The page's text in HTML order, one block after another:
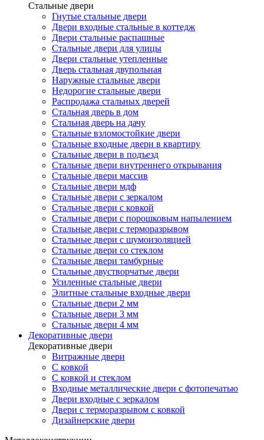
Стальные двери
Гнутые стальные двери
Двери входные стальные в коттедж
Двери стальные распашные
Стальные двери для улицы
Двери стальные утепленные
Дверь стальная двупольная
Наружные стальные двери
Недорогие стальные двери
Распродажа стальных дверей
Стальная дверь в дом
Стальная дверь на дачу
Стальные взломостойкие двери
Стальные входные двери в квартиру
Стальные двери в подъезд
Стальные двери внутреннего открывания
Стальные двери массив
Стальные двери мдф
Стальные двери с зеркалом
Стальные двери с ковкой
Стальные двери с порошковым напылением
Стальные двери с терморазрывом
Стальные двери с шумоизоляцией
Стальные двери со стеклом
Стальные двери тамбурные
Стальные двустворчатые двери
Усиленные стальные двери
Элитные стальные входные двери
Стальные двери 2 мм
Стальные двери 3 мм
Стальные двери 4 мм
Декоративные двери
Декоративные двери
Витражные двери
С ковкой
С ковкой и стеклом
Входные металлические двери с фотопечатью
Двери входные с зеркалом
Двери с терморазрывом с ковкой
Дизайнерские двери